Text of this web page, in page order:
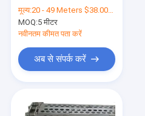
मूल्य:20 - 49 Meters $38.00， 50 - 199 Meters $36.80， >=200 Meters $36.00
MOQ:5 मीटर
नवीनतम कीमत पता करें
अब से संपर्क करें